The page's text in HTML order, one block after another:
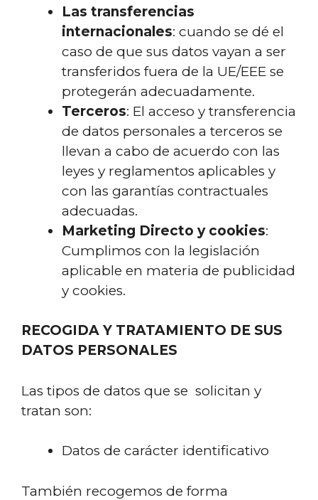
Las transferencias
internacionales: cuando se dé el
caso de que sus datos vayan a ser
transferidos fuera de la UE/EEE se
protegerán adecuadamente.
Terceros: El acceso y transferencia
de datos personales a terceros se
llevan a cabo de acuerdo con las
leyes y reglamentos aplicables y
con las garantías contractuales
adecuadas.
Marketing Directo y cookies:
Cumplimos con la legislación
aplicable en materia de publicidad
y cookies.
RECOGIDA Y TRATAMIENTO DE SUS
DATOS PERSONALES
Las tipos de datos que se solicitan y
tratan son:
Datos de carácter identificativo
También recogemos de forma